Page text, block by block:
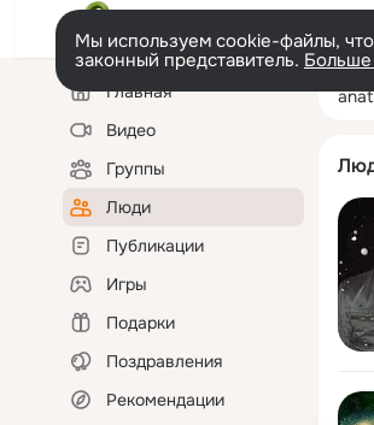
Мы используем cookie-файлы,
законный представитель.
Левая
колонкаГлавная
Видео
Группы
Люди
Публикации
Игры
Подарки
Поздравления
Рекомендации